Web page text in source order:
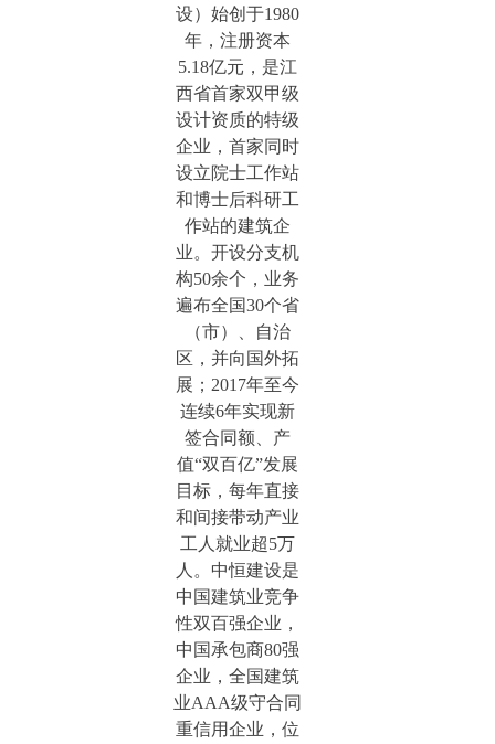
设）始创于1980
年，注册资本
5.18亿元，是江
西省首家双甲级
设计资质的特级
企业，首家同时
设立院士工作站
和博士后科研工
作站的建筑企
业。开设分支机
构50余个，业务
遍布全国30个省
（市）、自治
区，并向国外拓
展；2017年至今
连续6年实现新
签合同额、产
值“双百亿”发展
目标，每年直接
和间接带动产业
工人就业超5万
人。中恒建设是
中国建筑业竞争
性双百强企业，
中国承包商80强
企业，全国建筑
业AAA级守合同
重信用企业，位